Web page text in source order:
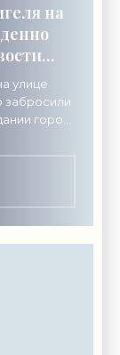
на
улице
забросили
город